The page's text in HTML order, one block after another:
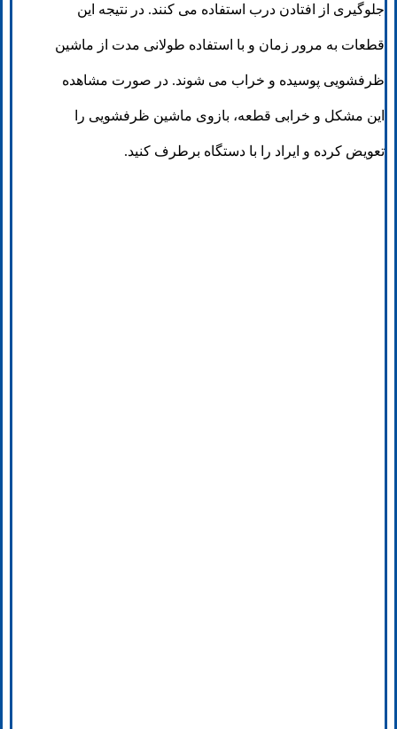
جلوگیری از افتادن درب استفاده می کنند. در نتیجه این
قطعات به مرور زمان و با استفاده طولانی مدت از ماشین
ظرفشویی پوسیده و خراب می شوند. در صورت مشاهده
این مشکل و خرابی قطعه، بازوی ماشین ظرفشویی را
تعویض کرده و ایراد را با دستگاه برطرف کنید.